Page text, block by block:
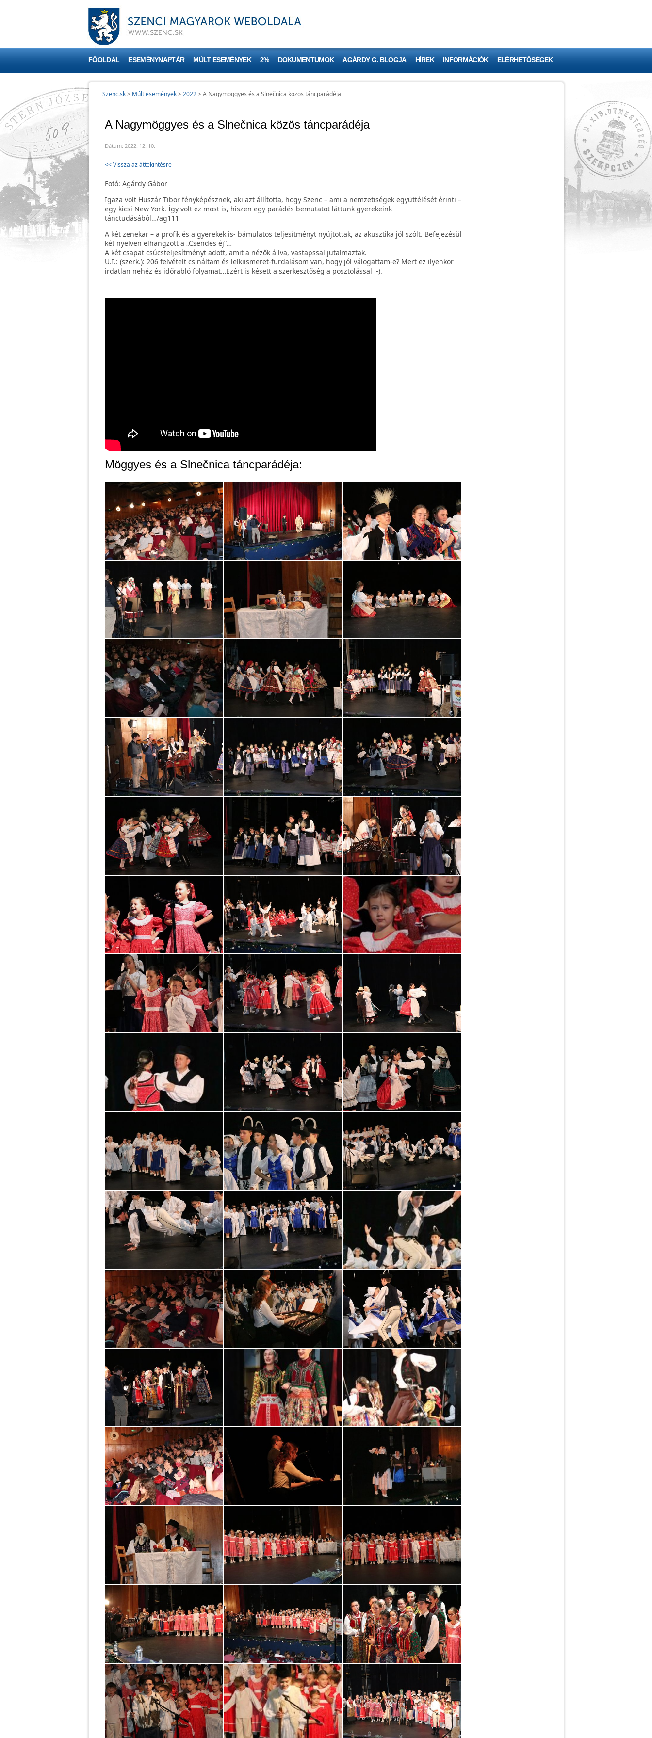
FŐOLDAL ESEMÉNYNAPTÁR MÚLT ESEMÉNYEK 2% DOKUMENTUMOK AGÁRDY G. BLOGJA HÍREK INFORMÁCIÓK ELÉRHETŐSÉGEK
Szenc.sk> Múlt események> 2022> A Nagymöggyes és a Slnečnica közös táncparádéja
A Nagymöggyes és a Slnečnica közös táncparádéja
Dátum: 2022. 12. 10.
<< Vissza az áttekintésre
Fotó: Agárdy Gábor
Igaza volt Huszár Tibor fényképésznek, aki azt állította, hogy Szenc – ami a nemzetiségek együttélését érinti –
egy kicsi New York. Így volt ez most is, hiszen egy parádés bemutatót láttunk gyerekeink
tánctudásából…/ag111
A két zenekar – a profik és a gyerekek is- bámulatos teljesítményt nyújtottak, az akusztika jól szólt. Befejezésül
két nyelven elhangzott a „Csendes éj“…
A két csapat csúcsteljesítményt adott, amit a nézők állva, vastapssal jutalmaztak.
U.I.: (szerk.): 206 felvételt csináltam és lelkiismeret-furdalásom van, hogy jól válogattam-e? Mert ez ilyenkor
irdatlan nehéz és időrabló folyamat…Ezért is késett a szerkesztőség a posztolással :-).
Möggyes és a Slnečnica táncparádéja: